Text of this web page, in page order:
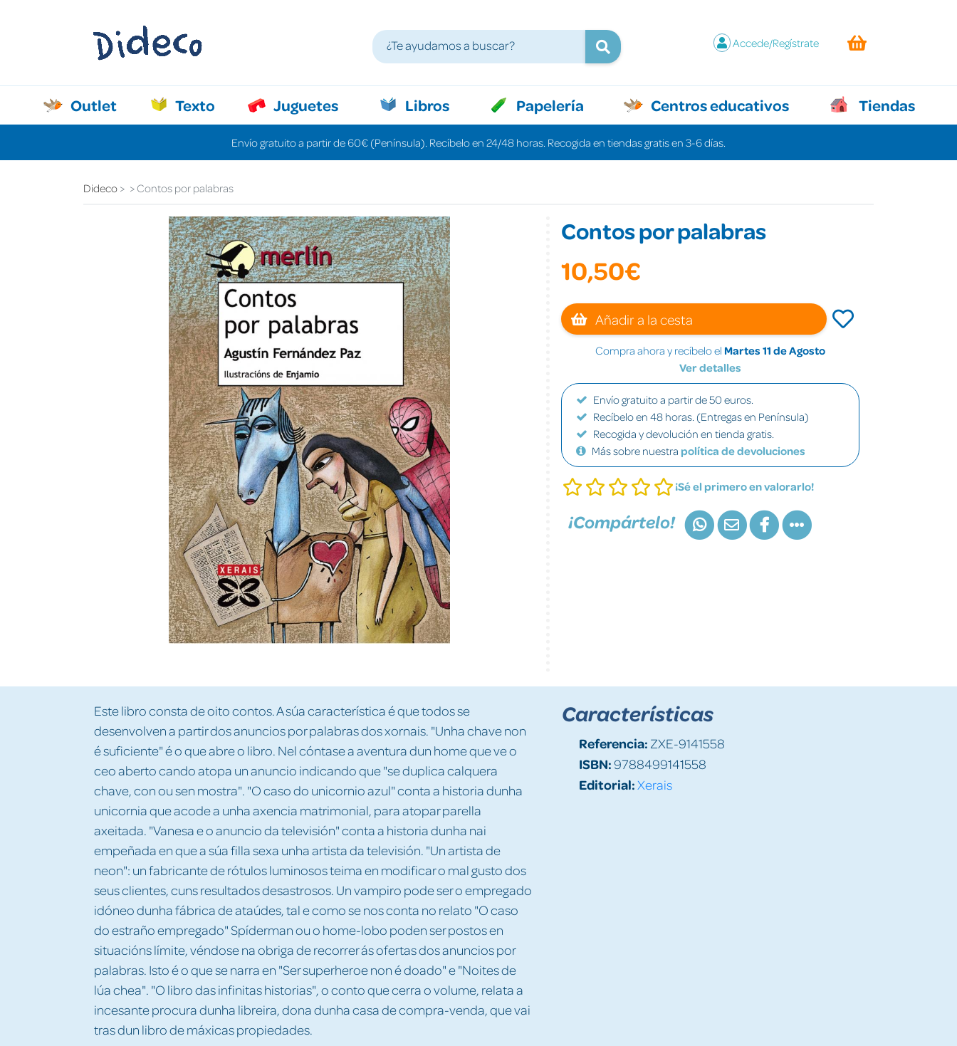
Accede/Regístrate
Outlet Texto Juguetes Libros Papelería Centros educativos Tiendas
Envío gratuito a partir de 60€ (Península). Recíbelo en 24/48 horas. Recogida en tiendas gratis en 3-6 días.
Dideco Contos por palabras
Contos por palabras
10,50€
Añadir a la cesta
Compra ahora y recíbelo el Martes 11 de Agosto
Ver detalles
Envío gratuito a partir de 50 euros.
Recíbelo en 48 horas. (Entregas en Península)
Recogida y devolución en tienda gratis.
Más sobre nuestra política de devoluciones
¡Sé el primero en valorarlo!
¡Compártelo!
Este libro consta de oito contos. A súa característica é que todos se
desenvolven a partir dos anuncios por palabras dos xornais. "Unha chave non
é suficiente" é o que abre o libro. Nel cóntase a aventura dun home que ve o
ceo aberto cando atopa un anuncio indicando que "se duplica calquera
chave, con ou sen mostra". "O caso do unicornio azul" conta a historia dunha
unicornia que acode a unha axencia matrimonial, para atopar parella
axeitada. "Vanesa e o anuncio da televisión" conta a historia dunha nai
empeñada en que a súa filla sexa unha artista da televisión. "Un artista de
neon": un fabricante de rótulos luminosos teima en modificar o mal gusto dos
seus clientes, cuns resultados desastrosos. Un vampiro pode ser o empregado
idóneo dunha fábrica de ataúdes, tal e como se nos conta no relato "O caso
do estraño empregado" Spíderman ou o home-lobo poden ser postos en
situacións límite, véndose na obriga de recorrer ás ofertas dos anuncios por
palabras. Isto é o que se narra en "Ser superheroe non é doado" e "Noites de
lúa chea". "O libro das infinitas historias", o conto que cerra o volume, relata a
incesante procura dunha libreira, dona dunha casa de compra-venda, que vai
tras dun libro de máxicas propiedades.
Características
Referencia: ZXE-9141558
ISBN:9788499141558
Editorial:Xerais